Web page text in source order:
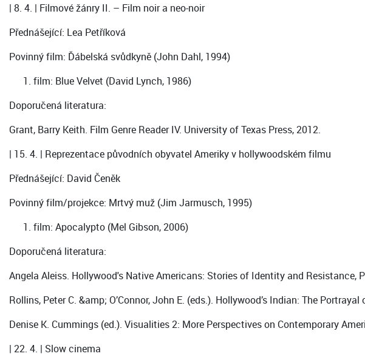
| 8. 4. | Filmové žánry II. – Film noir a neo-noir
Přednášející: Lea Petříková
Povinný film: Ďábelská svůdkyně (John Dahl, 1994)
film: Blue Velvet (David Lynch, 1986)
Doporučená literatura:
Grant, Barry Keith. Film Genre Reader IV. University of Texas Press, 2012.
| 15. 4. | Reprezentace původních obyvatel Ameriky v hollywoodském filmu
Přednášející: David Čeněk
Povinný film/projekce: Mrtvý muž (Jim Jarmusch, 1995)
film: Apocalypto (Mel Gibson, 2006)
Doporučená literatura:
Angela Aleiss. Hollywood's Native Americans: Stories of Identity and Resistance,
Rollins, Peter C. &amp; O’Connor, John E. (eds.). Hollywood’s Indian: The
Denise K. Cummings (ed.). Visualities 2: More Perspectives on Contemporary
| 22. 4. | Slow cinema